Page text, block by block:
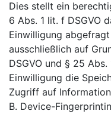
Dies stellt ein
6 Abs. 1 lit. f DSGVO
Einwilligung
ausschließlich auf
DSGVO und § 25
Einwilligung die
Zugriff auf
B. Device-